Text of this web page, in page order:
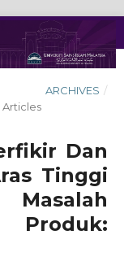
ARCHIVES /
Articles
Dan
Tinggi
Masalah
Produk: